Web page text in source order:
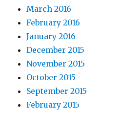
March 2016
February 2016
January 2016
December 2015
November 2015
October 2015
September 2015
February 2015